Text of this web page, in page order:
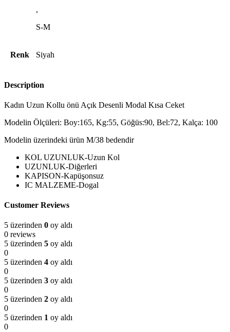
,
S-M
Renk Siyah
Description
Kadın Uzun Kollu önü Açık Desenli Modal Kısa Ceket
Modelin Ölçüleri: Boy:165, Kg:55, Göğüs:90, Bel:72, Kalça: 100
Modelin üzerindeki ürün M/38 bedendir
KOL UZUNLUK-Uzun Kol
UZUNLUK-Diğerleri
KAPISON-Kapüşonsuz
IC MALZEME-Dogal
Customer Reviews
5 üzerinden 0 oy aldı
0 reviews
5 üzerinden 5 oy aldı
0
5 üzerinden 4 oy aldı
0
5 üzerinden 3 oy aldı
0
5 üzerinden 2 oy aldı
0
5 üzerinden 1 oy aldı
0